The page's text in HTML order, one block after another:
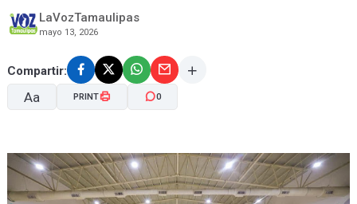
LaVozTamaulipas
mayo 13, 2026
Compartir:
Aa
A- A+
PRINT 0